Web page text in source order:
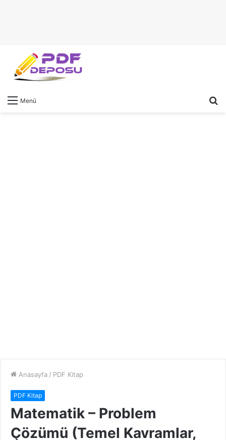
Menü
Anasayfa / PDF Kitap
PDF Kitap
Matematik – Problem
Çözümü (Temel Kavramlar,